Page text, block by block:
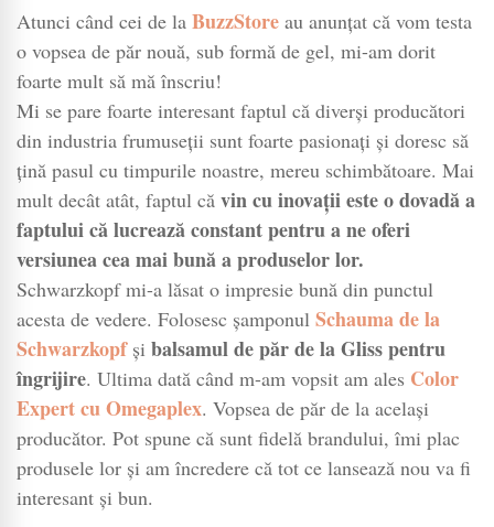
–
vopseaua
păr
tip
gel
Atunci când cei de la BuzzStore au anunțat că vom testa
o vopsea de păr nouă, sub formă de gel, mi-am dorit
foarte mult să mă înscriu!
Mi se pare foarte interesant faptul că diverși producători
din industria frumuseții sunt foarte pasionați și doresc să
țină pasul cu timpurile noastre, mereu schimbătoare. Mai
mult decât atât, faptul că vin cu inovații este o dovadă a
faptului că lucrează constant pentru a ne oferi
versiunea cea mai bună a produselor lor.
Schwarzkopf mi-a lăsat o impresie bună din punctul
acesta de vedere. Folosesc șamponul Schauma de la
Schwarzkopfși balsamul de păr de la Gliss pentru
îngrijire. Ultima dată când m-am vopsit am ales Color
Expert cu Omegaplex. Vopsea de păr de la același
producător. Pot spune că sunt fidelă brandului, îmi plac
produsele lor și am încredere că tot ce lansează nou va fi
interesant și bun.